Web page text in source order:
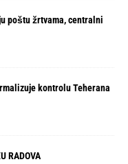
poštu žrtvama, centralni
kontrolu Teherana
RADOVA